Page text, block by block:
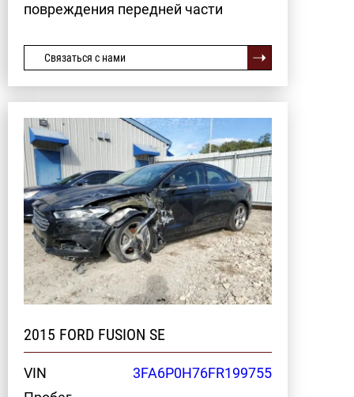
повреждения передней части
Связаться с нами
2015 FORD FUSION SE
VIN
3FA6P0H76FR199755